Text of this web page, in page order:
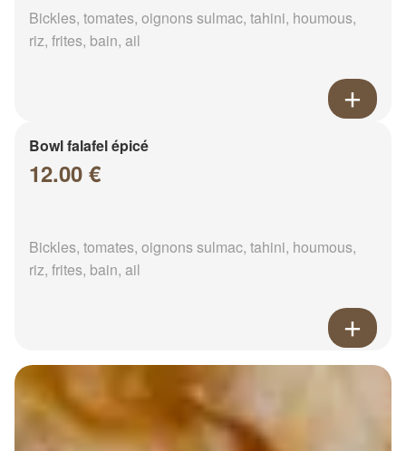
Bickles, tomates, oignons sulmac, tahini, houmous,
riz, frites, bain, ail
Bowl falafel épicé
12.00 €
Bickles, tomates, oignons sulmac, tahini, houmous,
riz, frites, bain, ail